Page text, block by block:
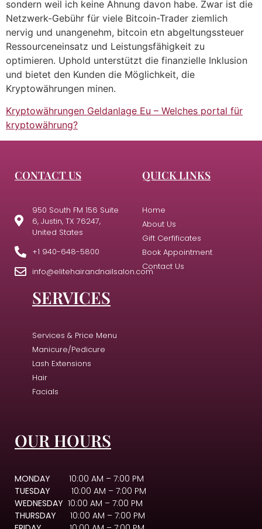
sondern weil ich keine Ahnung davon habe. Zwar ist die
Netzwerk-Gebühr für viele Bitcoin-Trader ziemlich
nervig und unangenehm, bitcoin etn abgeltungssteuer
Ressourceneinsatz und Leistungsfähigkeit zu
optimieren. Uphold unterstützt die finanzielle Inklusion
und bietet den Kunden die Möglichkeit, die
Kryptowährungen minen.
Kryptowährungen Geldanlage Eu – Welches portal für
kryptowährung?
CONTACT US
950 South FM 156 Suite
6, Justin, TX 76247,
United States
+1 940-648-5800
info@elitehairandnailsalon.com
QUICK LINKS
Home
About Us
Gift Cerfificates
Book Appointment
Contact Us
SERVICES
Services & Price Menu
Manicure/Pedicure
Lash Extensions
Hair
Facials
OUR HOURS
MONDAY 10:00 AM – 7:00 PM
TUESDAY
10:00 AM – 7:00 PM
WEDNESDAY 10:00 AM – 7:00 PM
THURSDAY 10:00 AM – 7:00 PM